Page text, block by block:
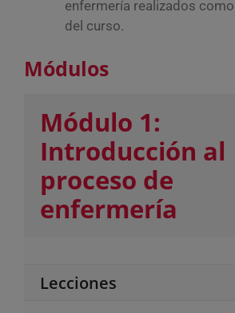
enfermería realizados
del curso.
Módulos
Módulo 1:
Introducción al
proceso de
enfermería
Lecciones